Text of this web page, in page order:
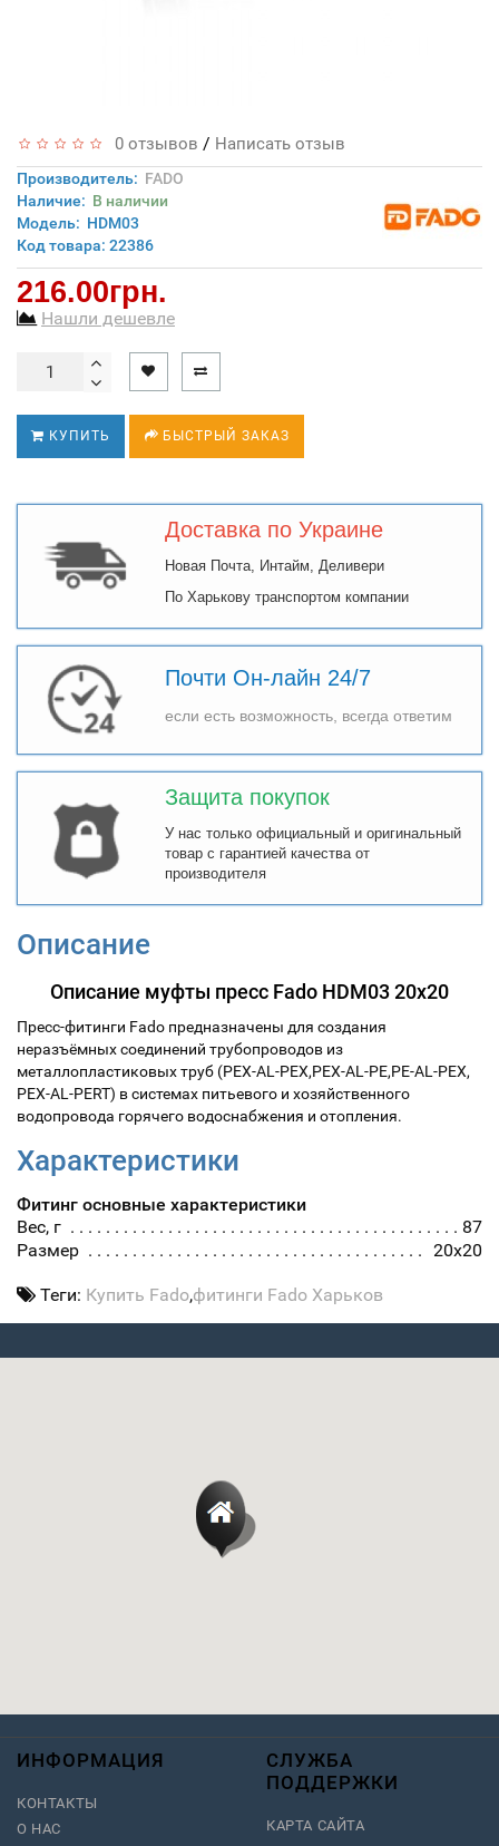
0 отзывов / Написать отзыв
Производитель: FADO
Наличие: В наличии
Модель: HDM03
Код товара: 22386
216.00грн.
Нашли дешевле
КУПИТЬ БЫСТРЫЙ ЗАКАЗ
Доставка по Украине
Новая Почта, Интайм, Деливери
По Харькову транспортом компании
Почти Он-лайн 24/7
если есть возможность, всегда ответим
Защита покупок
У нас только официальный и оригинальный
товар с гарантией качества от
производителя
Описание
Описание муфты пресс Fado HDM03 20х20
Пресс-фитинги Fado предназначены для создания
неразъёмных соединений трубопроводов из
металлопластиковых труб (PEX-AL-PEX,PEX-AL-PE,PE-AL-PEX,
PEX-AL-PERT) в системах питьевого и хозяйственного
водопровода горячего водоснабжения и отопления.
Характеристики
Фитинг основные характеристики
Вес, г
87
Размер
20х20
Теги: Купить Fado,фитинги Fado Харьков
ИНФОРМАЦИЯ
КОНТАКТЫ
О НАС
СЛУЖБА
ПОДДЕРЖКИ
КАРТА САЙТА